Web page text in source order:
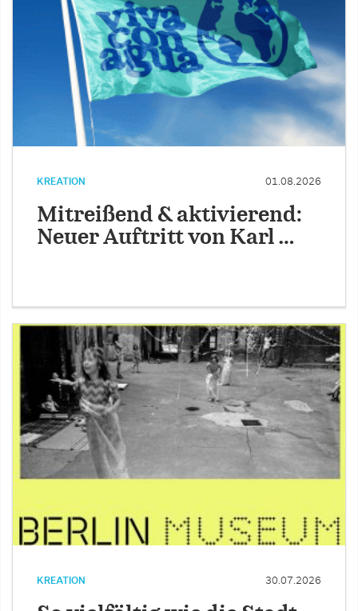
KREATION 01.08.2026
Mitreißend & aktivierend:
Neuer Auftritt von Karl …
KREATION 30.07.2026